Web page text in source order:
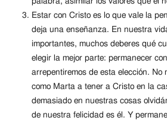
Estar con Cristo es lo que vale la
deja una enseñanza. En nuestra
importantes, muchos deberes qué
elegir la mejor parte: permanecer
arrepentiremos de esta elección. No
como Marta a tener a Cristo en la
demasiado en nuestras cosas
de nuestra felicidad es él. Y